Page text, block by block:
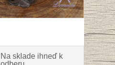
Na sklade ihneď k